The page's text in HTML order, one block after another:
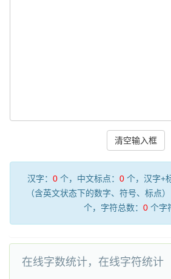
汉字： 0 个，中文标点： 0 个，汉字+
（含英文状态下的数字、符号、标点）
个，字符总数： 0 个字
在线字数统计，在线字符统计